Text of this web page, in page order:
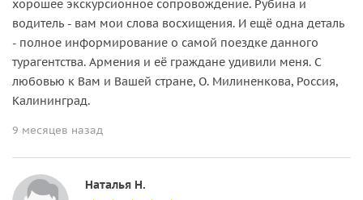
хорошее экскурсионное сопровождение. Рубина и
водитель - вам мои слова восхищения. И ещё одна деталь
- полное информирование о самой поездке данного
турагентства. Армения и её граждане удивили меня. С
любовью к Вам и Вашей стране, О. Милиненкова, Россия,
Калининград.
9 месяцев назад
Наталья Н.